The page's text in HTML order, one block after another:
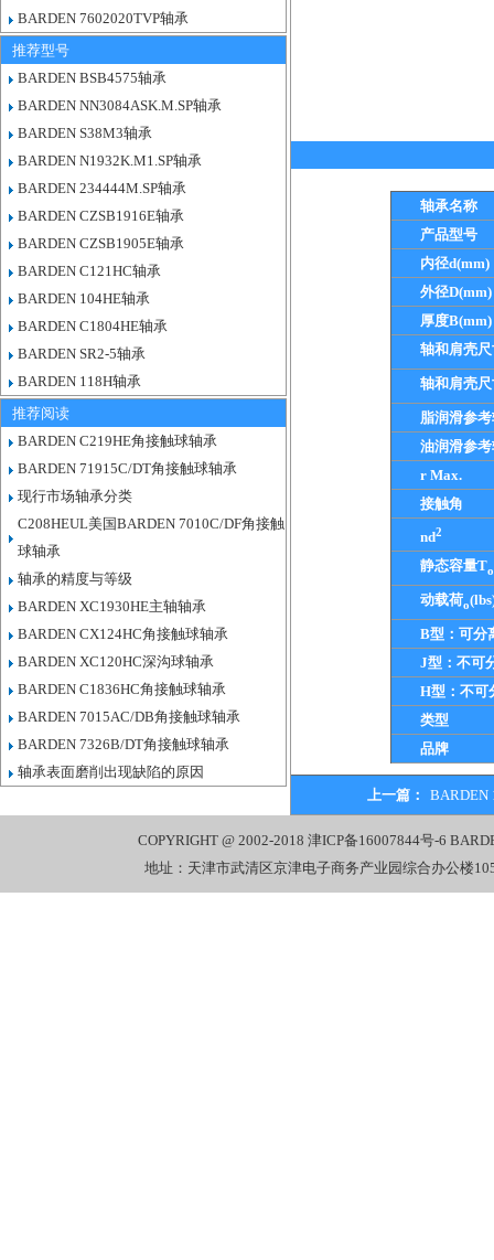
BARDEN 7602020TVP轴承
推荐型号
BARDEN BSB4575轴承
BARDEN NN3084ASK.M.SP轴承
BARDEN S38M3轴承
BARDEN N1932K.M1.SP轴承
BARDEN 234444M.SP轴承
BARDEN CZSB1916E轴承
BARDEN CZSB1905E轴承
BARDEN C121HC轴承
BARDEN 104HE轴承
BARDEN C1804HE轴承
BARDEN SR2-5轴承
BARDEN 118H轴承
推荐阅读
BARDEN C219HE角接触球轴承
BARDEN 71915C/DT角接触球轴承
现行市场轴承分类
C208HEUL美国BARDEN 7010C/DF角接触
球轴承
轴承的精度与等级
BARDEN XC1930HE主轴轴承
BARDEN CX124HC角接触球轴承
BARDEN XC120HC深沟球轴承
BARDEN C1836HC角接触球轴承
BARDEN 7015AC/DB角接触球轴承
BARDEN 7326B/DT角接触球轴承
轴承表面磨削出现缺陷的原因
轴承名称
产品型号
内径d(mm)
外径D(mm)
厚度B(mm)
轴和肩壳
轴和肩壳
脂润滑参
油润滑参
r Max.
接触角
nd2
静态容量To
动载荷o
B型：可分
J型：不可
H型：不可
类型
品牌
上一篇： BARDEN
COPYRIGHT @ 2002-2018津ICP备16007844号-6
地址：天津市武清区京津电子商务产业园综合办公